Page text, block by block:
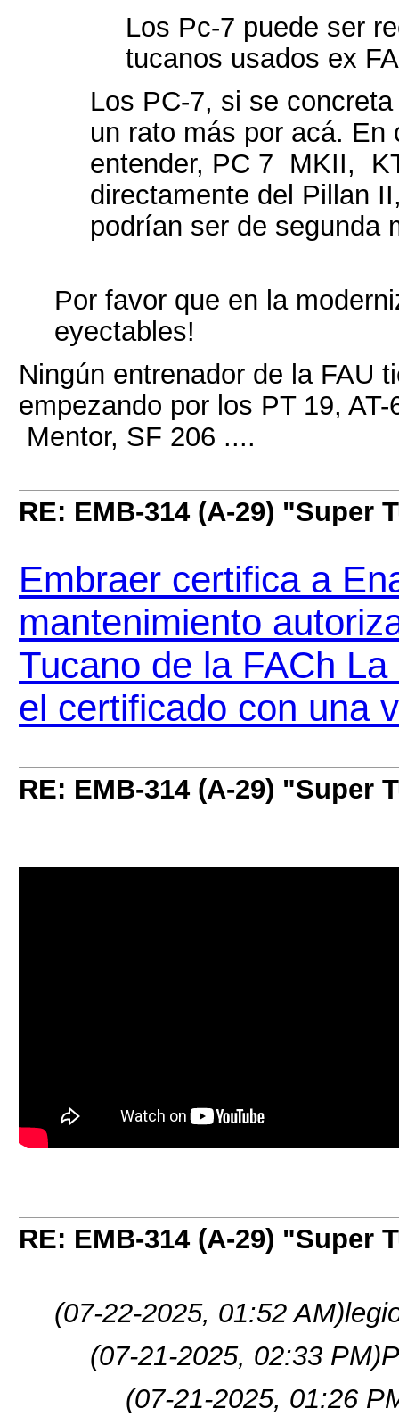
Los Pc-7 puede ser
tucanos usados ex
Los PC-7, si se
un rato más por acá.
entender, PC 7 MKII,
directamente del Pillan
podrían ser de segunda
Por favor que en la
eyectables!
Ningún entrenador de la FAU
empezando por los PT 19, AT-
Mentor, SF 206 ....
RE: EMB-314 (A-29) "Super
Embraer certifica a
mantenimiento
Tucano de la FACh
el certificado con una
RE: EMB-314 (A-29) "Super
RE: EMB-314 (A-29) "Super
(07-22-2025, 01:52 AM)
(07-21-2025, 02:33 PM)
(07-21-2025, 01:26